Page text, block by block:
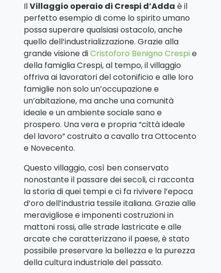
IlVillaggio operaio di Crespi d’Adda è il
perfetto esempio di come lo spirito umano
possa superare qualsiasi ostacolo, anche
quello dell’industrializzazione. Grazie alla
grande visione diCristoforo Benigno Crespie
della famiglia Crespi, al tempo, il villaggio
offriva ai lavoratori del cotonificio e alle loro
famiglie non solo un’occupazione e
un’abitazione, ma anche una comunità
ideale e un ambiente sociale sano e
prospero. Una vera e propria “città ideale
del lavoro” costruito a cavallo tra Ottocento
e Novecento.
Questo villaggio, così ben conservato
nonostante il passare dei secoli, ci racconta
la storia di quei tempi e ci fa rivivere l’epoca
d’oro dell’industria tessile italiana. Grazie alle
meravigliose e imponenti costruzioni in
mattoni rossi, alle strade lastricate e alle
arcate che caratterizzano il paese, è stato
possibile preservare la bellezza e la purezza
della cultura industriale del passato.